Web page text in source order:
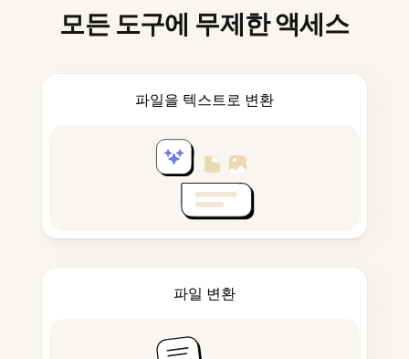
모든 도구에 무제한 액세스
파일을 텍스트로 변환
파일 변환